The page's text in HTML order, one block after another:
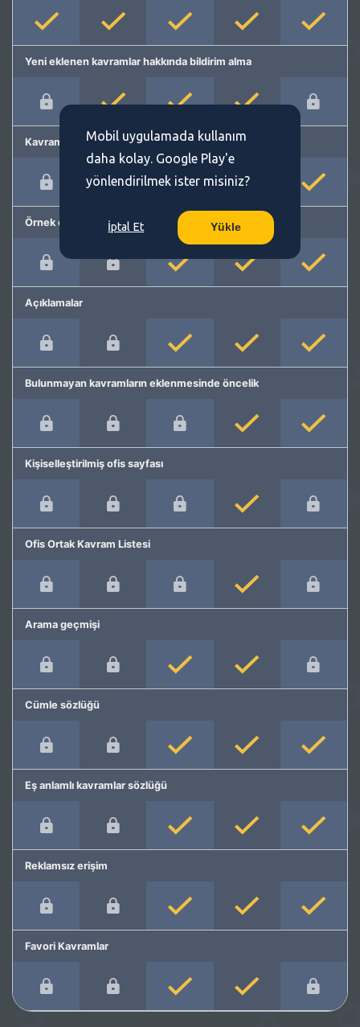
Yeni eklenen kavramlar hakkında bildirim alma
Kavram önerme
Örnek cümleler
Açıklamalar
Bulunmayan kavramların eklenmesinde öncelik
Kişiselleştirilmiş ofis sayfası
Ofis Ortak Kavram Listesi
Arama geçmişi
Cümle sözlüğü
Eş anlamlı kavramlar sözlüğü
Reklamsız erişim
Favori Kavramlar
Mobil uygulamada kullanım
daha kolay. Google Play'e
yönlendirilmek ister misiniz?
İptal Et Yükle